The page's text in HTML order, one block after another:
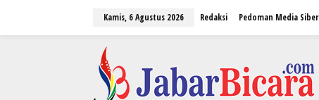
Kamis, 6 Agustus 2026 Redaksi Pedoman Media Siber